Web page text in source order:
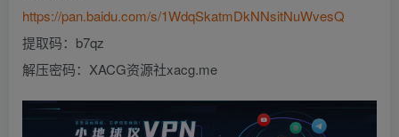
https://pan.baidu.com/s/1WdqSkatmDkNNsitNuWvesQ
提取码：b7qz
解压密码：XACG资源社xacg.me